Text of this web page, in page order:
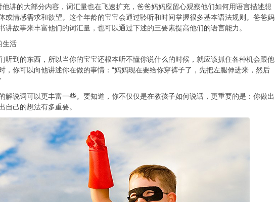
讲的大部分内容，词汇量也在飞速扩充，爸爸妈妈应留心观察他们如何用语言描述想
或情感需求和欲望。这个年龄的宝宝会通过聆听和时间掌握很多基本语法规则。爸爸妈
讲故事来丰富他们的词汇量，也可以通过下述的三要素提高他们的语言能力。
生活
听到的东西，所以当你的宝宝还根本听不懂你说什么的时候，就应该抓住各种机会跟他
，你可以向他讲述你在做的事情：“妈妈现在要给你穿裤子了，先把左腿伸进来，然后
解说词可以更丰富一些。要知道，你不仅仅是在教孩子如何说话，更重要的是：你做出
自己的想法有多重要。